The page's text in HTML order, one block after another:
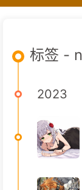
标签 -
2023